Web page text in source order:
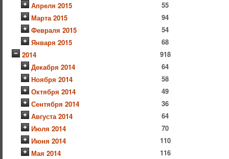
Апреля 2015
55
Марта 2015
94
Февраля 2015
54
Января 2015
68
2014
918
Декабря 2014
64
Ноября 2014
58
Октября 2014
49
Сентября 2014
36
Августа 2014
64
Июля 2014
70
Июня 2014
110
Мая 2014
116